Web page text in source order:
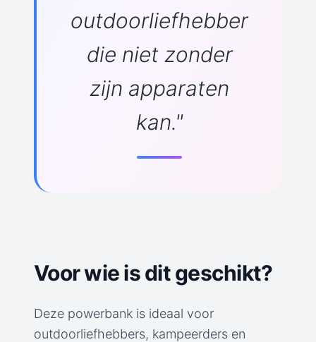
outdoorliefhebber
die niet zonder
zijn apparaten
kan."
Voor wie is dit geschikt?
Deze powerbank is ideaal voor
outdoorliefhebbers, kampeerders en